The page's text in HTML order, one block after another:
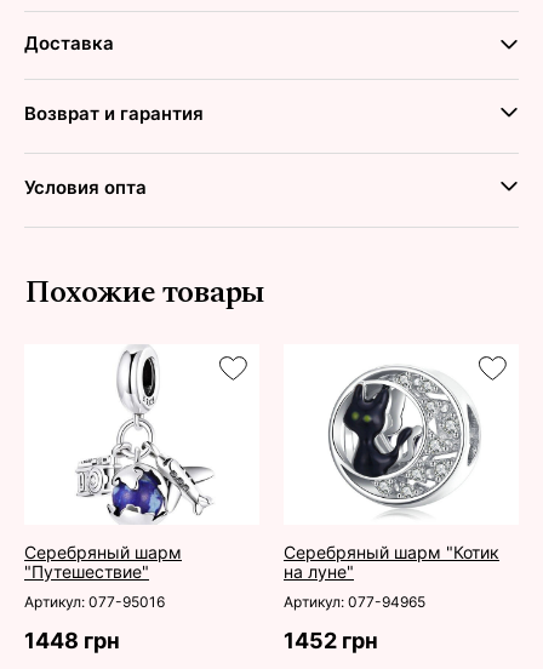
Доставка
Возврат и гарантия
Условия опта
Похожие товары
Серебряный шарм
"Путешествие"
Серебряный шарм "Котик
на луне"
Артикул: 077-95016 Артикул: 077-94965
1448 грн 1452 грн